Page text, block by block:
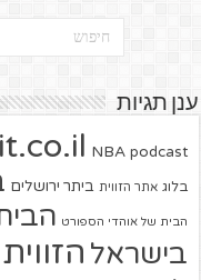
ענן תגיות
NBA podcast
בלוג אתר הזווית ביתר ירושלים
הבית של אוהדי הספורט
בישראל הזווית